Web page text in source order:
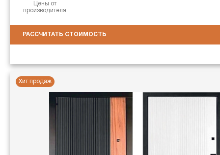
Цены от
производителя
РАССЧИТАТЬ СТОИМОСТЬ
Хит продаж